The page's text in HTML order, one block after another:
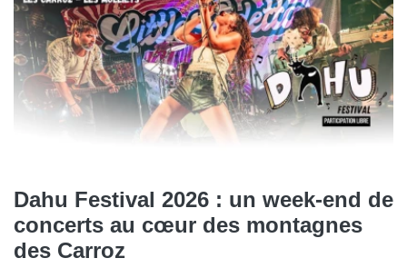
Dahu Festival 2026 : un week-end de
concerts au cœur des montagnes
des Carroz